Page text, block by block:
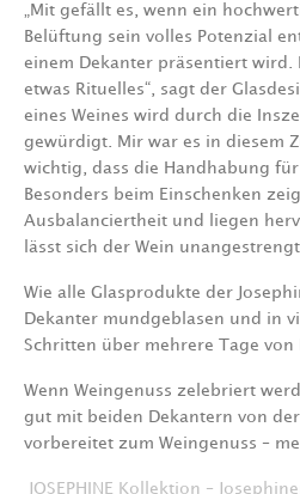
„Mit gefällt es, wenn ein
Belüftung sein volles Potenzial
einem Dekanter präsentiert wird.
etwas Rituelles“, sagt der
eines Weines wird durch die
gewürdigt. Mir war es in diesem
wichtig,
dass die Handhabung
Besonders beim Einschenken
Ausbalanciertheit und liegen
lässt sich der Wein
Wie alle Glasprodukte der
Dekanter mundgeblasen und in
Schritten über mehrere Tage von
Wenn Weingenuss zelebriert
gut mit beiden Dekantern von der
vorbereitet zum Weingenuss –
JOSEPHINE Kollektion –